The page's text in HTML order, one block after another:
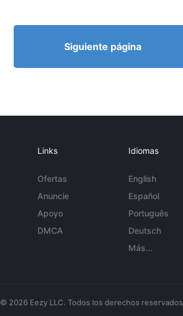
Siguiente página
Links
Ofertas
Anuncie
Apoyo
DMCA
Idiomas
English
Español
Português
Deutsch
Más...
© 2026 Eezy LLC. Todos los derechos reservados